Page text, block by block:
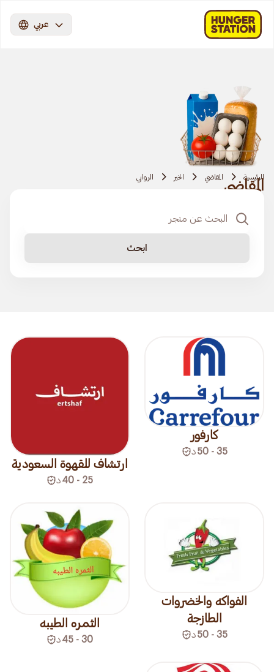
عربي
الرئيسية المقاضي الخبر الروابي
المقاضي
ابحث
كارفور
35 - 50 د
ارتشاف للقهوة السعودية
25 - 40 د
الفواكه والخضروات
الطازجة
35 - 50 د
الثمره الطيبه
30 - 45 د